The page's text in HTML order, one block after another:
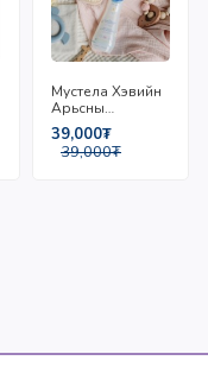
Мустела Хэвийн
Арьсны
Чийгшүүлэгч Мист
200мл
39,000₮
39,000₮